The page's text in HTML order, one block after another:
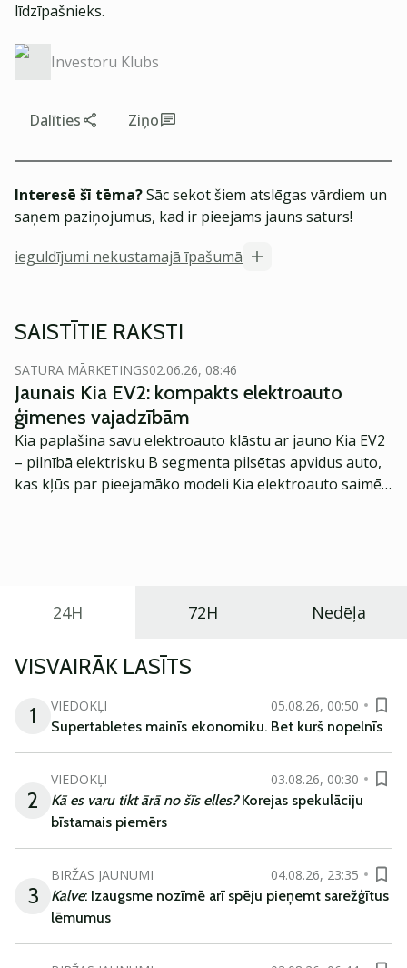
līdzīpašnieks.
Investoru Klubs
Dalīties Ziņo
Interesē šī tēma?Sāc sekot šiem atslēgas vārdiem un
saņem paziņojumus, kad ir pieejams jauns saturs!
ieguldījumi nekustamajā īpašumā
SAISTĪTIE RAKSTI
SATURA MĀRKETINGS02.06.26, 08:46
Jaunais Kia EV2: kompakts elektroauto
ģimenes vajadzībām
Kia paplašina savu elektroauto klāstu ar jauno Kia EV2
– pilnībā elektrisku B segmenta pilsētas apvidus auto,
kas kļūs par pieejamāko modeli Kia elektroauto saimē
24H 72H Nedēļa
VISVAIRĀK LASĪTS
1
VIEDOKĻI
05.08.26, 00:50
Supertabletes mainīs ekonomiku. Bet kurš nopelnīs
2
VIEDOKĻI
03.08.26, 00:30
Kā es varu tikt ārā no šīs elles?Korejas spekulāciju
bīstamais piemērs
3
BIRŽAS JAUNUMI
04.08.26, 23:35
Kalve: Izaugsme nozīmē arī spēju pieņemt sarežģītus
lēmumus